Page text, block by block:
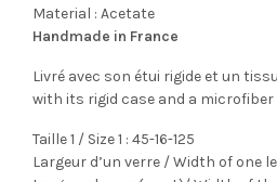
Material : Acetate
Handmade in France
Livré avec son étui rigide et un
with its rigid case and a
Taille 1 / Size 1 : 45-16-125
Largeur d’un verre / Width of one